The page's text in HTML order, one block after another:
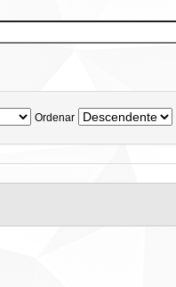
Ordenar